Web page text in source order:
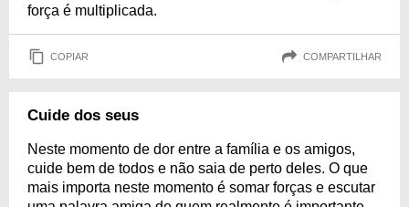
força é multiplicada.
COPIAR COMPARTILHAR
Cuide dos seus
Neste momento de dor entre a família e os amigos,
cuide bem de todos e não saia de perto deles. O que
mais importa neste momento é somar forças e escutar